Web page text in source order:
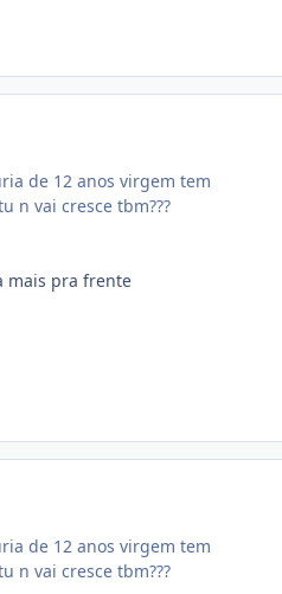
de 12 anos virgem tem
n vai cresce tbm???
mais pra frente
de 12 anos virgem tem
n vai cresce tbm???